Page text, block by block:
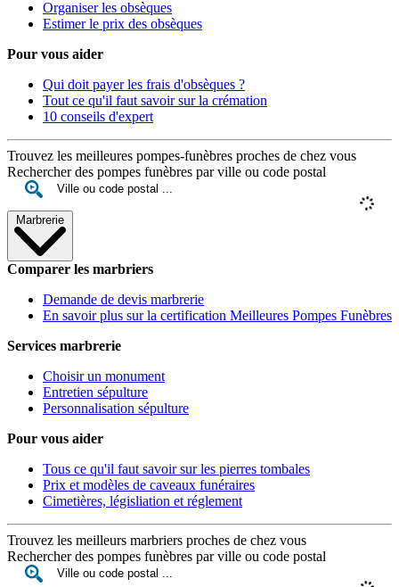
Organiser les obsèques
Estimer le prix des obsèques
Pour vous aider
Qui doit payer les frais d'obsèques ?
Tout ce qu'il faut savoir sur la crémation
10 conseils d'expert
Trouvez les meilleures pompes-funèbres proches de chez vous
Rechercher des pompes funèbres par ville ou code postal
Marbrerie
Comparer les marbriers
Demande de devis marbrerie
En savoir plus sur la certification Meilleures Pompes Funèbres
Services marbrerie
Choisir un monument
Entretien sépulture
Personnalisation sépulture
Pour vous aider
Tous ce qu'il faut savoir sur les pierres tombales
Prix et modèles de caveaux funéraires
Cimetières, législiation et réglement
Trouvez les meilleurs marbriers proches de chez vous
Rechercher des pompes funèbres par ville ou code postal